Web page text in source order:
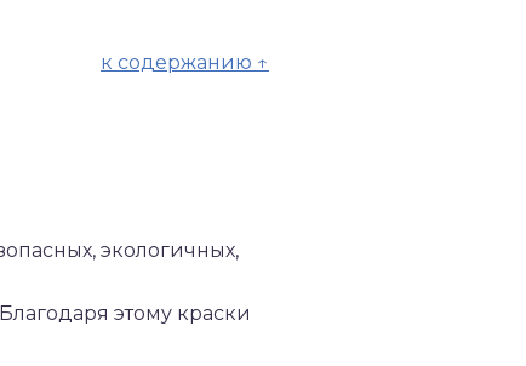
к содержанию ↑
экологичных,
этому краски